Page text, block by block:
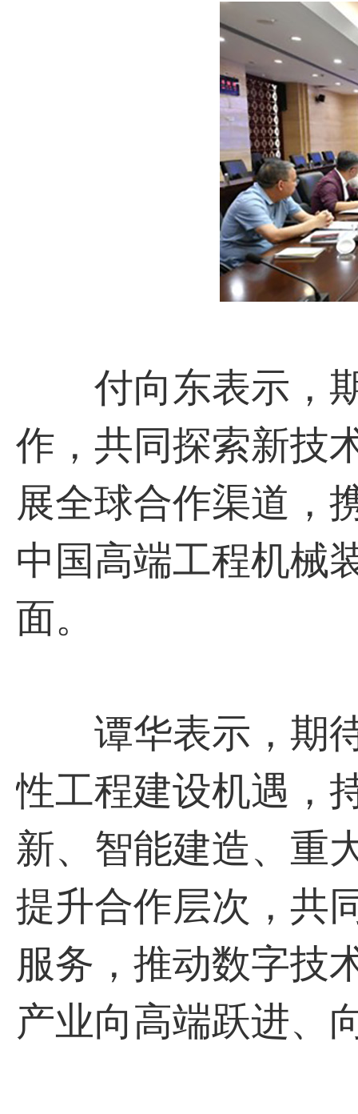
付向东表示，期
作，共同探索新技
展全球合作渠道，
中国高端工程机械
面。
谭华表示，期待
性工程建设机遇，
新、智能建造、重
提升合作层次，共
服务，推动数字技
产业向高端跃进、